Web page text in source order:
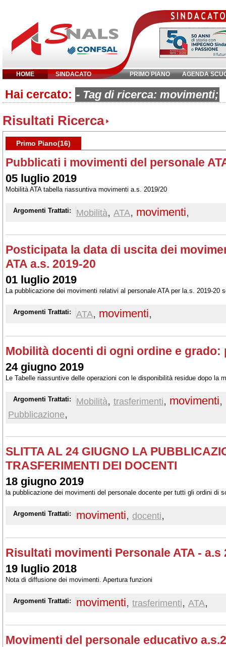
HOME SINDACATO PRIMO PIANO AGENDA
Inserisci parola chiave:
Hai cercato: - Tag di ricerca: movimenti;
Risultati Ricerca
Primo Piano(16)
Pubblicati i movimenti del personale
05 luglio 2019
Mobilità ATA tabella riassuntiva movimenti a.s. 2019/20
Argomenti Trattati: Mobilità, ATA, movimenti,
Posticipata la data di uscita dei
ATA a.s. 2019-20
01 luglio 2019
La pubblicazione dei movimenti relativi al personale ATA per la.s. 2019-20
Argomenti Trattati: ATA, movimenti,
Mobilità docenti di ogni ordine e
24 giugno 2019
Le Tabelle riassuntive delle operazioni con le disponibilità residue dopo la
Argomenti Trattati: Mobilità, trasferimenti, movimenti,
Pubblicazione,
SLITTA AL 24 GIUGNO LA
TRASFERIMENTI DEI DOCENTI
18 giugno 2019
la pubblicazione dei movimenti del personale docente per tutti gli ordini di
Argomenti Trattati: movimenti, docenti,
Risultati movimenti Personale ATA - a.s
19 luglio 2018
Nota di diffusione dei movimenti. Apertura funzioni
Argomenti Trattati: movimenti, trasferimenti, ATA,
Movimenti del personale educativo